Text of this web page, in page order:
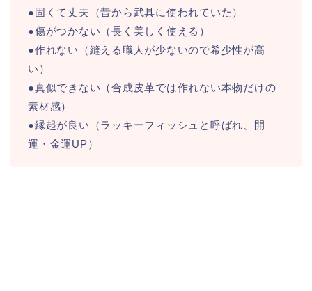
●固くて丈夫（昔から武具に使われていた）
●傷がつかない（長く美しく使える）
●作れない（縫える職人が少ないので希少性が高
い）
●真似できない（合成皮革では作れない本物だけの
素材感）
●縁起が良い（ラッキーフィッシュと呼ばれ、開
運・金運UP）